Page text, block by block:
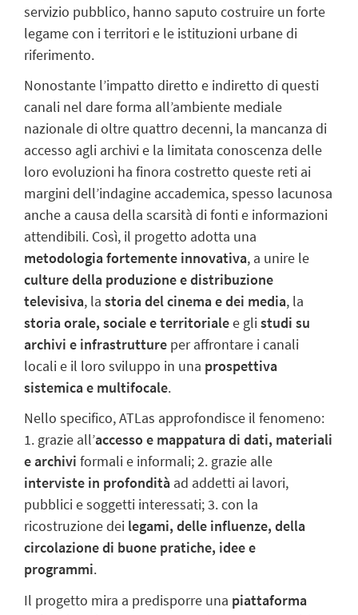
servizio pubblico, hanno saputo costruire un forte
legame con i territori e le istituzioni urbane di
riferimento.
Nonostante l’impatto diretto e indiretto di questi
canali nel dare forma all’ambiente mediale
nazionale di oltre quattro decenni, la mancanza di
accesso agli archivi e la limitata conoscenza delle
loro evoluzioni ha finora costretto queste reti ai
margini dell’indagine accademica, spesso lacunosa
anche a causa della scarsità di fonti e informazioni
attendibili. Così, il progetto adotta una
metodologia fortemente innovativa, a unire le
culture della produzione e distribuzione
televisiva, la storia del cinema e dei media, la
storia orale, sociale e territorialee glistudi su
archivi e infrastrutture per affrontare i canali
locali e il loro sviluppo in una prospettiva
sistemica e multifocale.
Nello specifico, ATLas approfondisce il fenomeno:
1. grazie all’accesso e mappatura di dati, materiali
e archivi formali e informali; 2. grazie alle
interviste in profondità ad addetti ai lavori,
pubblici e soggetti interessati; 3. con la
ricostruzione dei legami, delle influenze, della
circolazione di buone pratiche, idee e
programmi.
Il progetto mira a predisporre una piattaforma